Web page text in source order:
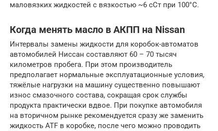
маловязких жидкостей с вязкостью ~6 cСт при 100°C.
Когда менять масло в АКПП на Nissan
Интервалы замены жидкости для коробок-автоматов
автомобилей Ниссан составляют 60 – 70 тысяч
километров пробега. При этом производитель
предполагает нормальные эксплуатационные условия,
тяжёлые нагрузки на машину существенно повышают
износ смазочного состава, сокращая срок службы
продукта практически вдвое. При покупке автомобиля
на вторичном рынке рекомендуется сразу же заменить
жидкость ATF в коробке, после чего можно проводить